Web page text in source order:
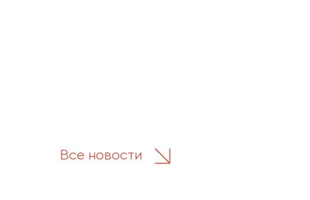
Все новости